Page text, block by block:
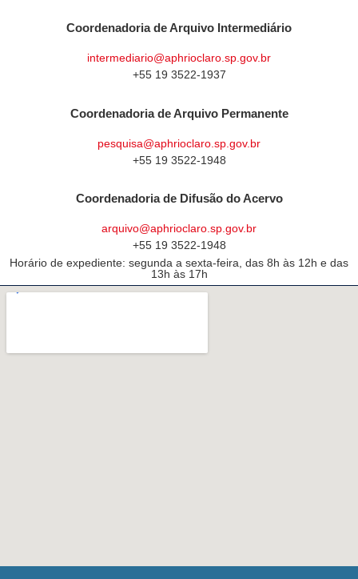
Coordenadoria de Arquivo Intermediário
intermediario@aphrioclaro.sp.gov.br
+55 19 3522-1937
Coordenadoria de Arquivo Permanente
pesquisa@aphrioclaro.sp.gov.br
+55 19 3522-1948
Coordenadoria de Difusão do Acervo
arquivo@aphrioclaro.sp.gov.br
+55 19 3522-1948
Horário de expediente: segunda a sexta-feira, das 8h às 12h e das
13h às 17h